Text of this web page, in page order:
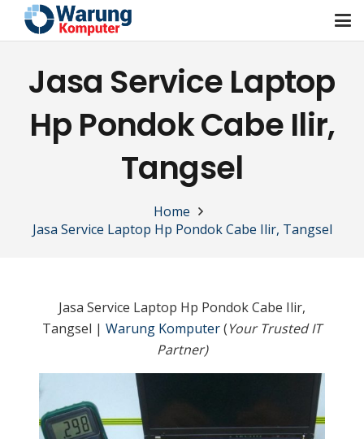
Jasa Service Laptop
Hp Pondok Cabe Ilir,
Tangsel
Home
Jasa Service Laptop Hp Pondok Cabe Ilir, Tangsel
Jasa Service Laptop Hp Pondok Cabe Ilir,
Tangsel | Warung Komputer(Your Trusted IT
Partner)